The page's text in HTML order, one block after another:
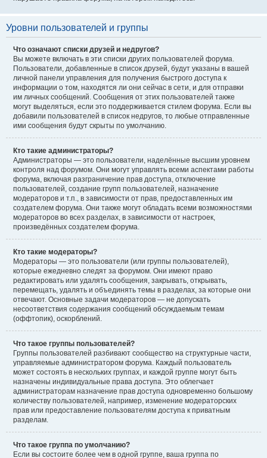
Уровни пользователей и группы
Что означают списки друзей и недругов?
Вы можете включать в эти списки других пользователей форума.
Пользователи, добавленные в список друзей, будут указаны в вашей
личной панели управления для получения быстрого доступа к
информации о том, находятся ли они сейчас в сети, и для отправки
им личных сообщений. Сообщения от этих пользователей также
могут выделяться, если это поддерживается стилем форума. Если вы
добавили пользователей в список недругов, то любые отправленные
ими сообщения будут скрыты по умолчанию.
Кто такие администраторы?
Администраторы — это пользователи, наделённые высшим уровнем
контроля над форумом. Они могут управлять всеми аспектами работы
форума, включая разграничение прав доступа, отключение
пользователей, создание групп пользователей, назначение
модераторов и т.п., в зависимости от прав, предоставленных им
создателем форума. Они также могут обладать всеми возможностями
модераторов во всех разделах, в зависимости от настроек,
произведённых создателем форума.
Кто такие модераторы?
Модераторы — это пользователи (или группы пользователей),
которые ежедневно следят за форумом. Они имеют право
редактировать или удалять сообщения, закрывать, открывать,
перемещать, удалять и объединять темы в разделах, за которые они
отвечают. Основные задачи модераторов — не допускать
несоответствия содержания сообщений обсуждаемым темам
(оффтопик), оскорблений.
Что такое группы пользователей?
Группы пользователей разбивают сообщество на структурные части,
управляемые администратором форума. Каждый пользователь
может состоять в нескольких группах, и каждой группе могут быть
назначены индивидуальные права доступа. Это облегчает
администраторам назначение прав доступа одновременно большому
количеству пользователей, например, изменение модераторских
прав или предоставление пользователям доступа к приватным
разделам.
Что такое группа по умолчанию?
Если вы состоите более чем в одной группе, ваша группа по